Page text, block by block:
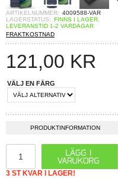
ARTIKELNUMMER: 4009588-VAR
LAGERSTATUS: FINNS I LAGER.
LEVERANSTID 1-2 VARDAGAR
FRAKTKOSTNAD
121,00 KR
VÄLJ EN FÄRG
PRODUKTINFORMATION
3 ST KVAR I LAGER!